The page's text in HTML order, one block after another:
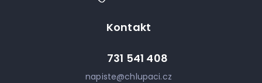
Kontakt
napiste@chlupaci.cz
731 541 408